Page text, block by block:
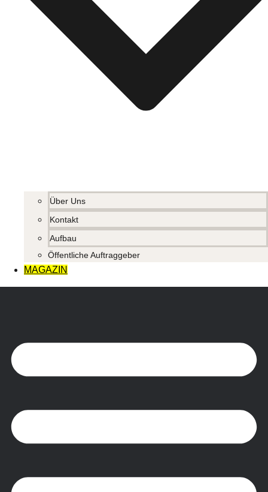
Über Uns
Kontakt
Aufbau
Öffentliche Auftraggeber
MAGAZIN